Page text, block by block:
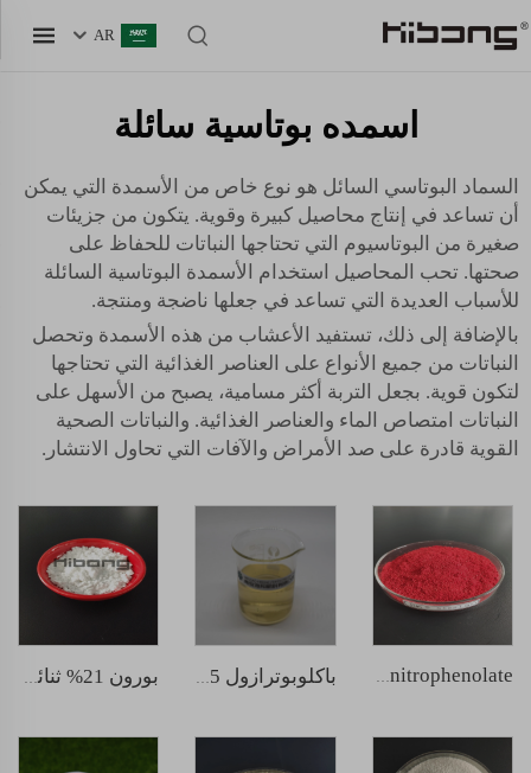
AR
اسمده بوتاسية سائلة
السماد البوتاسي السائل هو نوع خاص من الأسمدة التي يمكن
أن تساعد في إنتاج محاصيل كبيرة وقوية. يتكون من جزيئات
صغيرة من البوتاسيوم التي تحتاجها النباتات للحفاظ على
صحتها. تحب المحاصيل استخدام الأسمدة البوتاسية السائلة
للأسباب العديدة التي تساعد في جعلها ناضجة ومنتجة.
بالإضافة إلى ذلك، تستفيد الأعشاب من هذه الأسمدة وتحصل
النباتات من جميع الأنواع على العناصر الغذائية التي تحتاجها
لتكون قوية. بجعل التربة أكثر مسامية، يصبح من الأسهل على
النباتات امتصاص الماء والعناصر الغذائية. والنباتات الصحية
القوية قادرة على صد الأمراض والآفات التي تحاول الانتشار.
sodium nitrophenolate باكلوبوترازول 25% تركيز معلق بورون 21% ثنائي الصوديوم أكتابورات مائي الرباعي